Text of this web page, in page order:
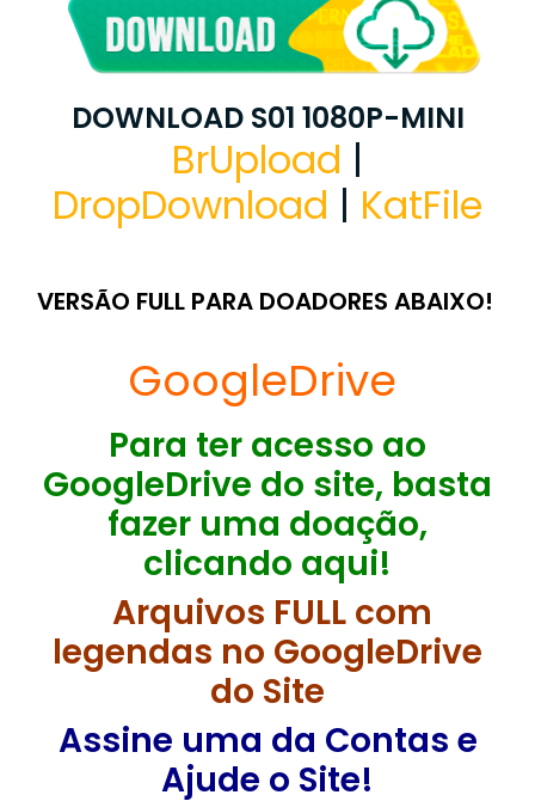
DOWNLOAD S01 1080P-MINI
BrUpload |
DropDownload | KatFile
VERSÃO FULL PARA DOADORES ABAIXO!
GoogleDrive
Para ter acesso ao
GoogleDrive do site, basta
fazer uma doação,
clicando aqui!
Arquivos FULL com
legendas no GoogleDrive
do Site
Assine uma da Contas e
Ajude o Site!